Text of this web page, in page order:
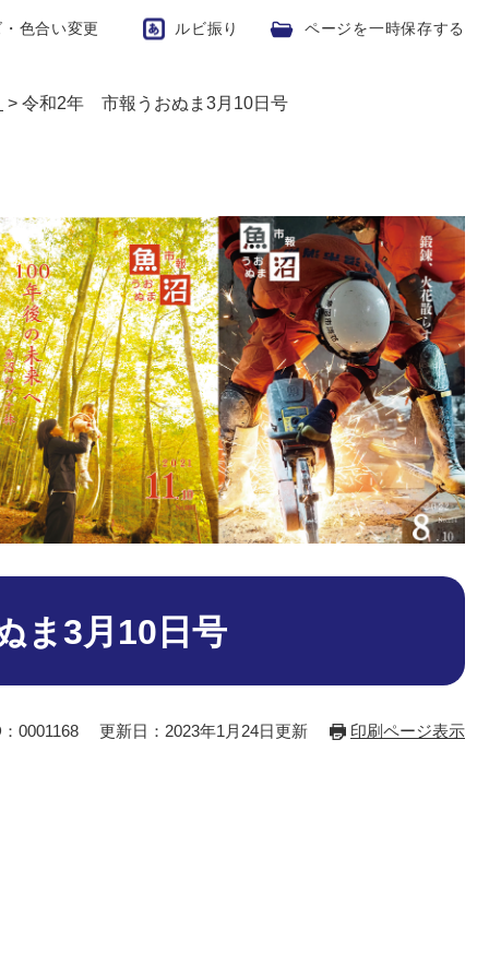
色合い変更 ルビ振り ページを一時保存する
> 令和2年 市報うおぬま3月10日号
ま3月10日号
0001168 更新日：2023年1月24日更新 印刷ページ表示